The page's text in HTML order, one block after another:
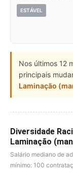
ESTÁVEL
Nos últimos 12
principais
Laminação
Diversidade
Laminação
Salário mediano de
mínimo: 100